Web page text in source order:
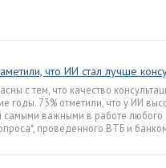
что ИИ стал лучше
с тем, что качество
годы. 73% отметили, что у ИИ
важными в работе любого
проведенного ВТБ и